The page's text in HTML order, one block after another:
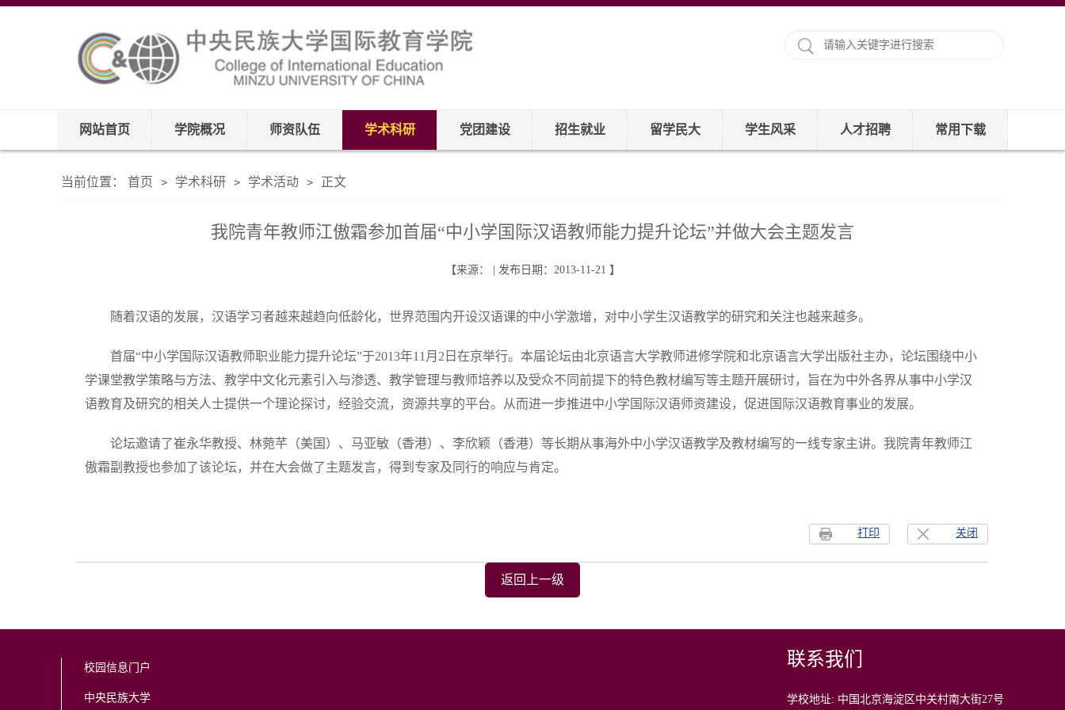
网站首页 学院概况 师资队伍 学术科研 党团建设 招生就业 留学民大 学生风采 人才招聘 常用下载
当前位置： 首页 > 学术科研 > 学术活动 > 正文
我院青年教师江傲霜参加首届“中小学国际汉语教师能力提升论坛”并做大会主题发言
【来源： | 发布日期：2013-11-21 】
随着汉语的发展，汉语学习者越来越趋向低龄化，世界范围内开设汉语课的中小学激增，对中小学生汉语教学的研究和关注也越来越多。
首届“中小学国际汉语教师职业能力提升论坛”于2013年11月2日在京举行。本届论坛由北京语言大学教师进修学院和北京语言大学出版社主办，论坛围绕中小
学课堂教学策略与方法、教学中文化元素引入与渗透、教学管理与教师培养以及受众不同前提下的特色教材编写等主题开展研讨，旨在为中外各界从事中小学汉
语教育及研究的相关人士提供一个理论探讨，经验交流，资源共享的平台。从而进一步推进中小学国际汉语师资建设，促进国际汉语教育事业的发展。
论坛邀请了崔永华教授、林菀芊（美国）、马亚敏（香港）、李欣颖（香港）等长期从事海外中小学汉语教学及教材编写的一线专家主讲。我院青年教师江
傲霜副教授也参加了该论坛，并在大会做了主题发言，得到专家及同行的响应与肯定。
关闭
打印
返回上一级
校园信息门户
中央民族大学
联系我们
学校地址: 中国北京海淀区中关村南大街27号